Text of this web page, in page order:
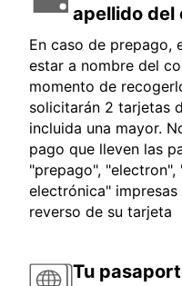
apellido
En caso de prepago,
estar a nombre del
momento de
solicitarán 2 tarjetas
incluida una mayor.
pago que lleven las
"prepago",
electrónica"
reverso de su tarjeta
Tu